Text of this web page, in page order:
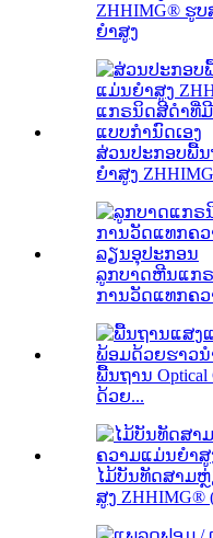
ZHHIMG® ຮູ
ຍໍາສູງ
ສ່ວນປະກອບພື້
ຍໍາສູງ
ລູກບາດຫີນແກ
ການວັດແທກຄວ
ພື້ນຖານ
ດ້ວຍ...
ໄມ້ບັນທັດສາມ
ສູງ ZHHIMG®